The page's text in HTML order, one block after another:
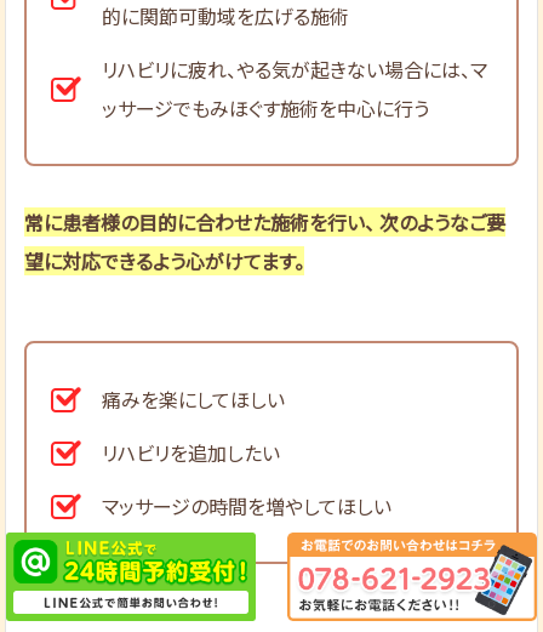
的に関節可動域を広げる施術
リハビリに疲れ、やる気が起きない場合には、マ
ッサージでもみほぐす施術を中心に行う
常に患者様の目的に合わせた施術を行い、 次のようなご要
望に対応できるよう心がけてます。
痛みを楽にしてほしい
リハビリを追加したい
マッサージの時間を増やしてほしい